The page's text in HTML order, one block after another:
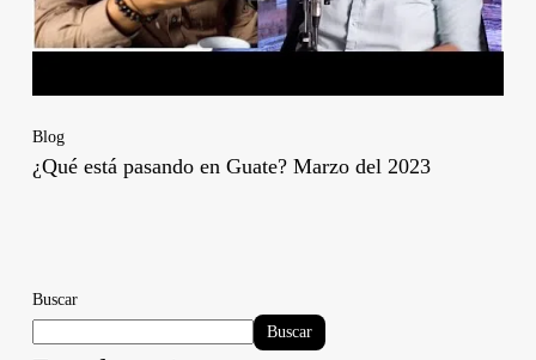
Blog
¿Qué está pasando en Guate? Marzo del 2023
Buscar
Buscar